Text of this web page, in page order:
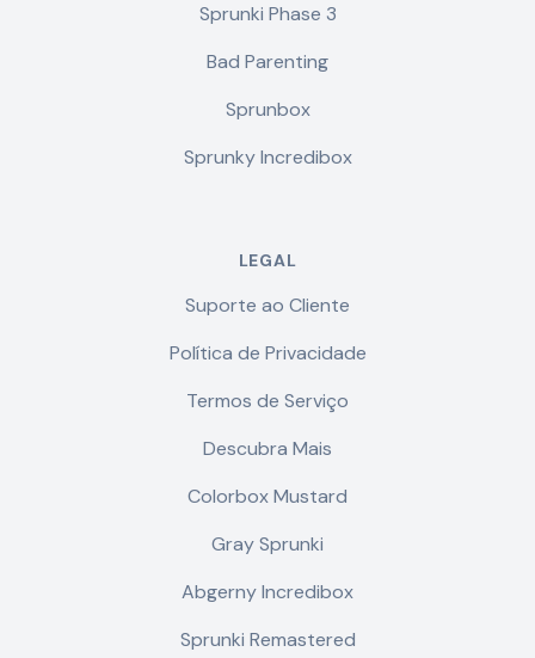
Sprunki Phase 3
Bad Parenting
Sprunbox
Sprunky Incredibox
LEGAL
Suporte ao Cliente
Política de Privacidade
Termos de Serviço
Descubra Mais
Colorbox Mustard
Gray Sprunki
Abgerny Incredibox
Sprunki Remastered